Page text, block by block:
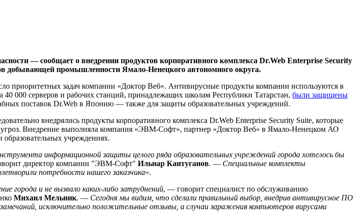
— сообщает о внедрении продуктов корпоративного комплекса Dr.Web Enterprise Security
добывающей промышленности Ямало-Ненецкого автономного округа.
приоритетных задач компании «Доктор Веб». Антивирусные продукты компании используются в
000 серверов и рабочих станций, принадлежащих школам Республики Татарстан, были защищены
поставок Dr.Web в Японию — также для защиты образовательных учреждений.
внедрялись продукты корпоративного комплекса Dr.Web Enterprise Security Suite, которые
Внедрение выполняла компания «ЭВМ-Софт», партнер «Доктор Веб» в Ямало-Ненецком АО
учреждениях.
информационной защиты целого ряда образовательных учреждений города хотелось бы
директор компании "ЭВМ-Софт" Ильнар Кантуганов. — Специальные комплекты
потребности нашего заказчика».
города и не вызвало каких-либо затруднений, — говорит специалист по обслуживанию
Михаил Мельник. — Сегодня мы видим, что сделали правильный выбор, внедрив антивирусное ПО
исключительно положительные отзывы, а случаи заражения компьютеров вирусами